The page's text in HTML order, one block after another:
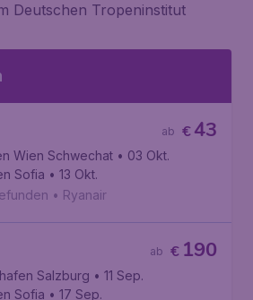
Deutschen Tropeninstitut
€43
ab
Wien Schwechat • 03 Okt.
Sofia • 13 Okt.
• Ryanair
€ 190
ab
Salzburg • 11 Sep.
Sofia • 17 Sep.